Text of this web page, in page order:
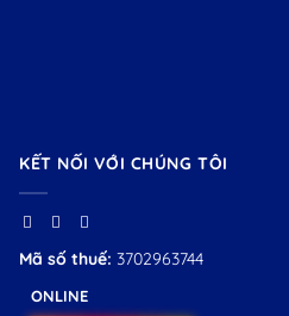
KẾT NỐI VỚI CHÚNG TÔI
Mã số thuế: 3702963744
ONLINE